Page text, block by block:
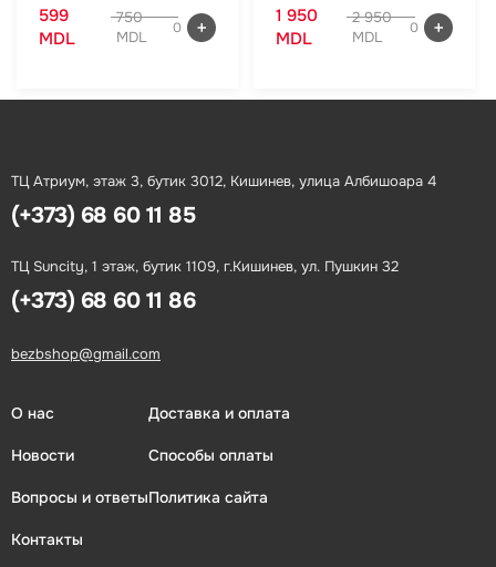
599
MDL
750
MDL
0
1 950
MDL
2 950
MDL
0
ТЦ Атриум, этаж 3, бутик 3012, Кишинев, улица Албишоара 4
(+373) 68 60 11 85
ТЦ Suncity, 1 этаж, бутик 1109, г.Кишинев, ул. Пушкин 32
(+373) 68 60 11 86
bezbshop@gmail.com
О нас
Новости
Вопросы и ответы
Контакты
Доставка и оплата
Способы оплаты
Политика сайта